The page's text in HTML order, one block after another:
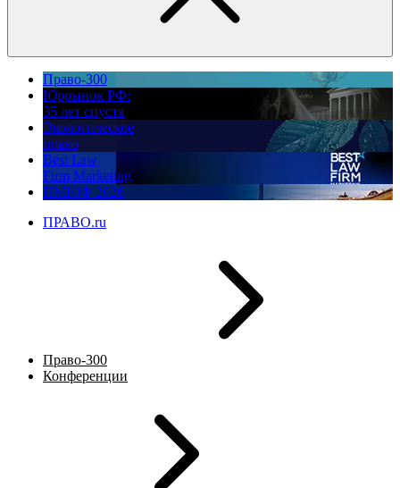
Право-300
Юррынок РФ:
35 лет спустя
Экологическое
право
Best Law
Firm Marketing
ПМЮФ 2026
ПРАВО.ru
Право-300
Конференции